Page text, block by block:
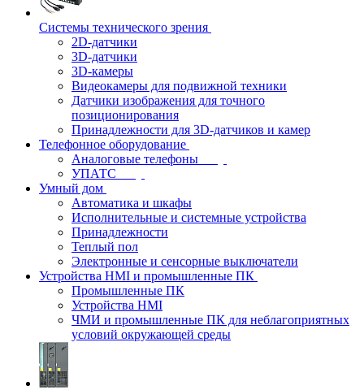
Системы технического зрения
2D-датчики
3D-датчики
3D-камеры
Видеокамеры для подвижной техники
Датчики изображения для точного
позиционирования
Принадлежности для 3D-датчиков и камер
Телефонное оборудование
Аналоговые телефоны
УПАТС
Умный дом
Автоматика и шкафы
Исполнительные и системные устройства
Принадлежности
Теплый пол
Электронные и сенсорные выключатели
Устройства HMI и промышленные ПК
Промышленные ПК
Устройства HMI
ЧМИ и промышленные ПК для неблагоприятных
условий окружающей среды